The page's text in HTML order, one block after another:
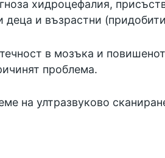
хидроцефалия,
и възрастни
в мозъка и
проблема.
на ултразвуково